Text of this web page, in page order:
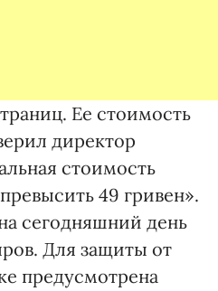
Ее сто­имость
директор
стоимость
49 гривен».
сегодняшний день
Для защиты от
предусмотре­на